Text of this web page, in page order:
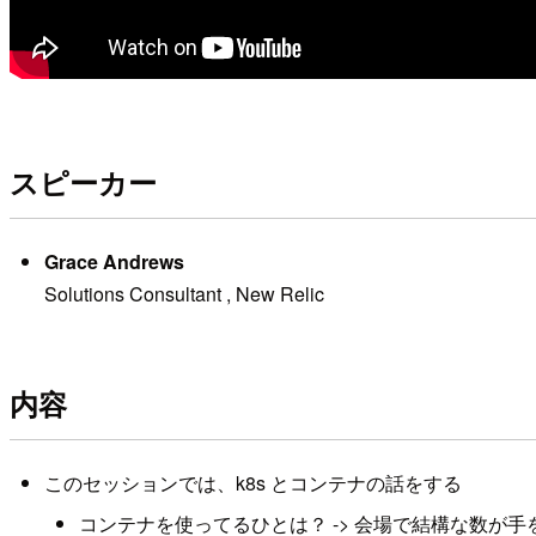
スピーカー
Grace Andrews
Solutions Consultant , New Relic
内容
このセッションでは、k8s とコンテナの話をする
コンテナを使ってるひとは？ -> 会場で結構な数が手